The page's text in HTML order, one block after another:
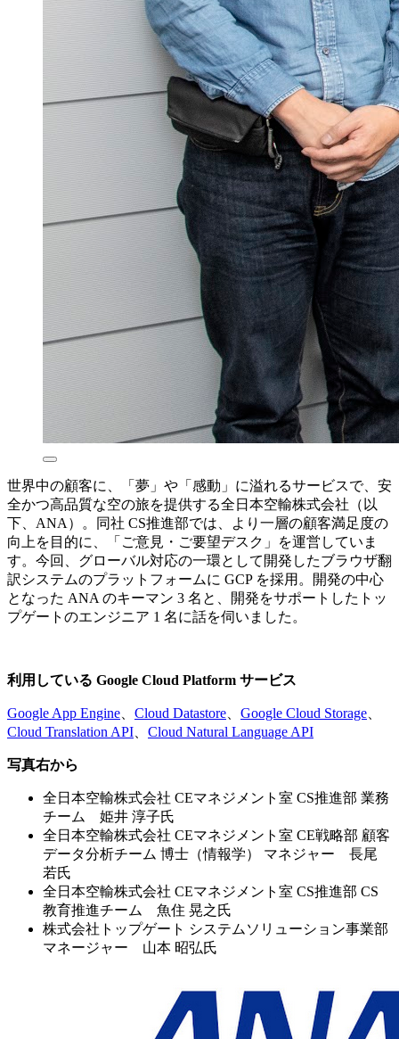
世界中の顧客に、「夢」や「感動」に溢れるサービスで、安
全かつ高品質な空の旅を提供する全日本空輸株式会社（以
下、ANA）。同社 CS推進部では、より一層の顧客満足度の
向上を目的に、「ご意見・ご要望デスク」を運営していま
す。今回、グローバル対応の一環として開発したブラウザ翻
訳システムのプラットフォームに GCP を採用。開発の中心
となった ANA のキーマン 3 名と、開発をサポートしたトッ
プゲートのエンジニア 1 名に話を伺いました。
利用している Google Cloud Platform サービス
Google App Engine Cloud Datastore Google Cloud Storage
Cloud Translation API
Cloud Natural Language API
写真右から
全日本空輸株式会社 CEマネジメント室 CS推進部 業務
チーム 姫井 淳子氏
全日本空輸株式会社 CEマネジメント室 CE戦略部 顧客
データ分析チーム 博士（情報学） マネジャー 長尾
若氏
全日本空輸株式会社 CEマネジメント室 CS推進部 CS
教育推進チーム 魚住 晃之氏
株式会社トップゲート システムソリューション事業部
マネージャー 山本 昭弘氏